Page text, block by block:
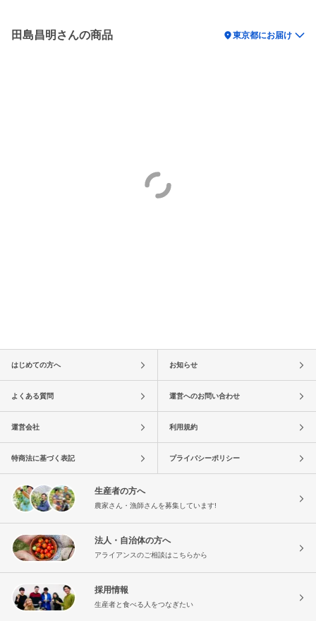
田島昌明さんの商品 location_on東京都にお届け
はじめての方へ お知らせ
よくある質問 運営へのお問い合わせ
運営会社 利用規約
特商法に基づく表記 プライバシーポリシー
生産者の方へ
農家さん・漁師さんを募集しています!
法人・自治体の方へ
アライアンスのご相談はこちらから
採用情報
生産者と食べる人をつなぎたい